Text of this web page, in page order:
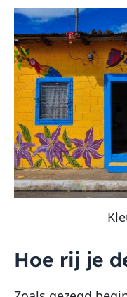
Hoe rij je